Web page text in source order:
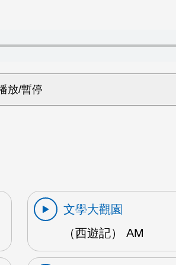
文學大觀園
（西遊記） AM